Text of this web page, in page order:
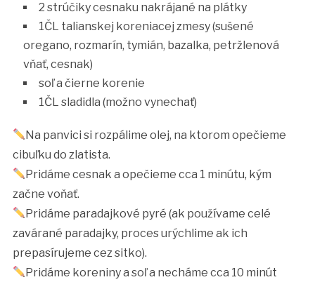
2 strúčiky cesnaku nakrájané na plátky
1ČL talianskej koreniacej zmesy (sušené
oregano, rozmarín, tymián, bazalka, petržlenová
vňať, cesnak)
soľ a čierne korenie
1ČL sladidla (možno vynechať)
Na panvici si rozpálime olej, na ktorom opečieme
cibuľku do zlatista.
Pridáme cesnak a opečieme cca 1 minútu, kým
začne voňať.
Pridáme paradajkové pyré (ak používame celé
zavárané paradajky, proces urýchlime ak ich
prepasírujeme cez sitko).
Pridáme koreniny a soľ a necháme cca 10 minút